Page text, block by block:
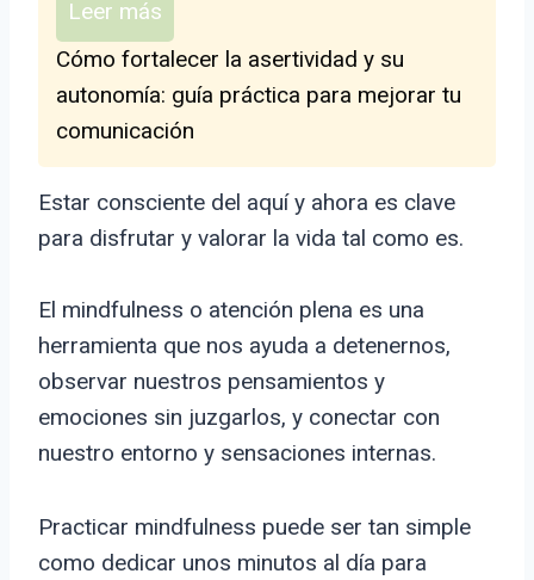
Leer más
Cómo fortalecer la asertividad y su
autonomía: guía práctica para mejorar tu
comunicación
Estar consciente del aquí y ahora es clave
para disfrutar y valorar la vida tal como es.
El mindfulness o atención plena es una
herramienta que nos ayuda a detenernos,
observar nuestros pensamientos y
emociones sin juzgarlos, y conectar con
nuestro entorno y sensaciones internas.
Practicar mindfulness puede ser tan simple
como dedicar unos minutos al día para